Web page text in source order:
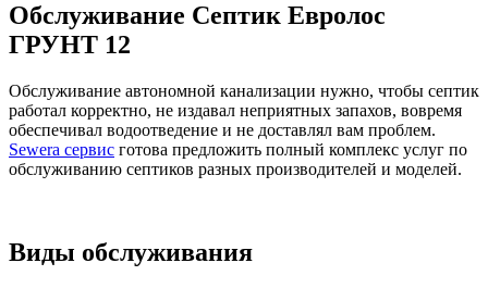
Обслуживание Септик Евролос
ГРУНТ 12
Обслуживание автономной канализации нужно, чтобы септик
работал корректно, не издавал неприятных запахов, вовремя
обеспечивал водоотведение и не доставлял вам проблем.
Sewera сервис готова предложить полный комплекс услуг по
обслуживанию септиков разных производителей и моделей.
Виды обслуживания